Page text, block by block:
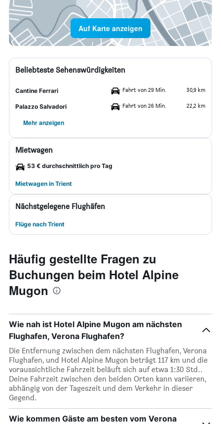
Auf Karte anzeigen
Beliebteste Sehenswürdigkeiten
Cantine Ferrari Fahrt von 29 Min. 30,9 km
Palazzo Salvadori Fahrt von 26 Min. 22,2 km
Mehr anzeigen
Mietwagen
53 € durchschnittlich pro Tag
Mietwagen in Trient
Nächstgelegene Flughäfen
Flüge nach Trient
Häufig gestellte Fragen zu
Buchungen beim Hotel Alpine
Mugon
Wie nah ist Hotel Alpine Mugon am nächsten
Flughafen, Verona Flughafen?
Die Entfernung zwischen dem nächsten Flughafen, Verona
Flughafen, und Hotel Alpine Mugon beträgt 117 km und die
voraussichtliche Fahrzeit beläuft sich auf etwa 1:30 Std..
Deine Fahrzeit zwischen den beiden Orten kann variieren,
abhängig von der Tageszeit und dem Verkehr in dieser
Gegend.
Wie kommen Gäste am besten vom Verona